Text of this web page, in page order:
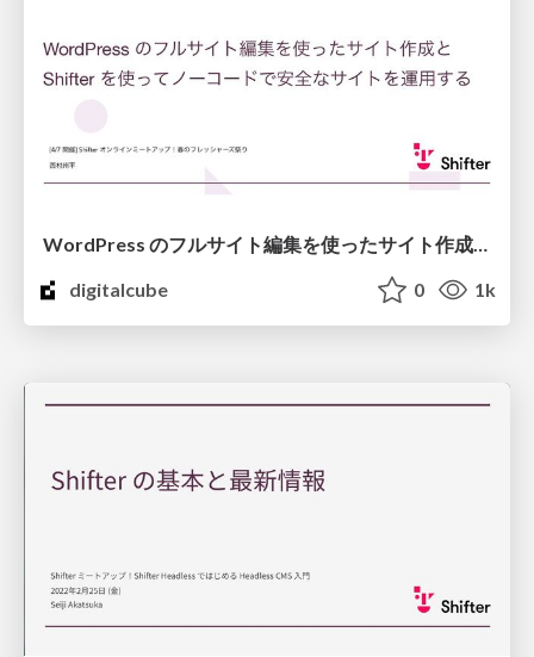
WordPress のフルサイト編集を使ったサイト作成と Shifter を使ってノーコードで安全なサイトを運用する
digitalcube
0 1k